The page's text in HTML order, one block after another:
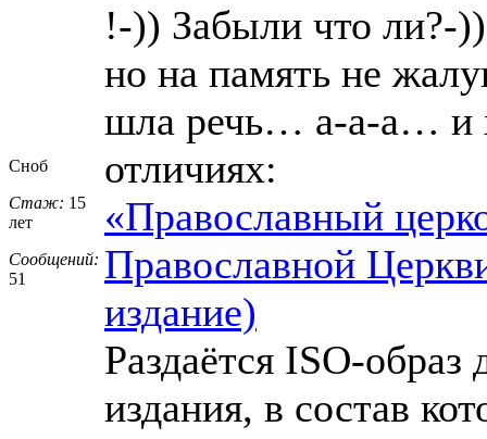
Сноб
Стаж: 15
лет
Сообщений:
51
!-)) Забыли что ли?-
но на память не
шла речь… а-а-а… и
отличиях:
«Православный
Православной
издание)
Раздаётся ISO-
издания, в состав